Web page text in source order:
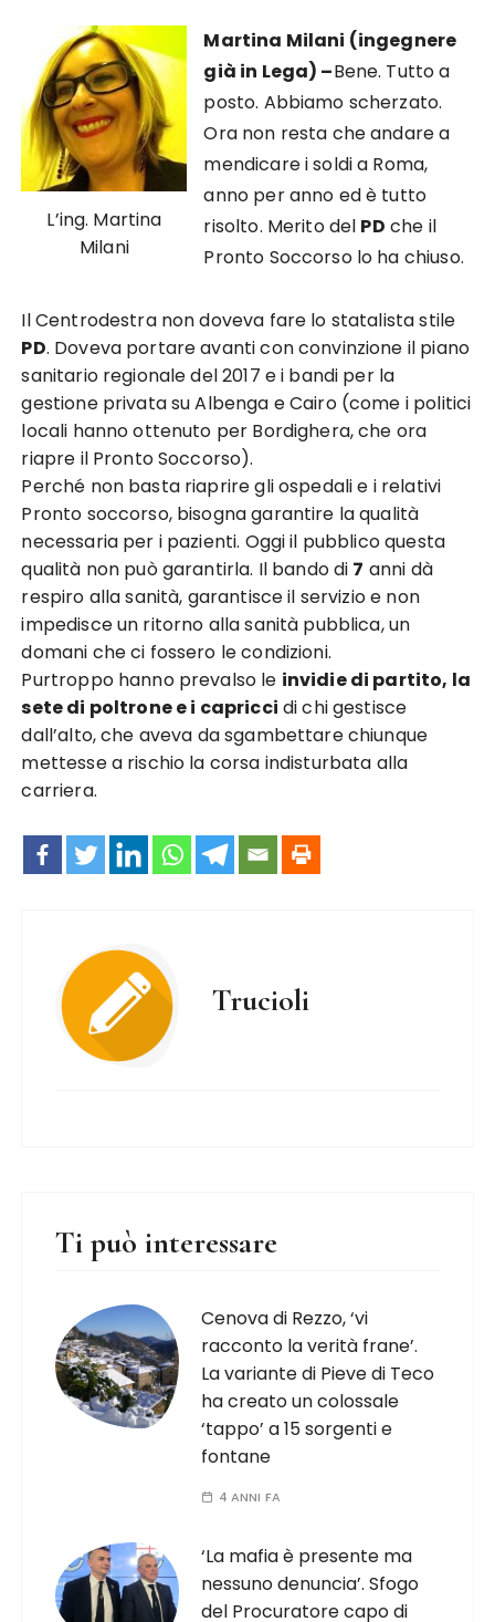
L’ing. Martina
Milani
Martina Milani (ingegnere
già in Lega) –Bene. Tutto a
posto. Abbiamo scherzato.
Ora non resta che andare a
mendicare i soldi a Roma,
anno per anno ed è tutto
risolto. Merito del PD che il
Pronto Soccorso lo ha chiuso.
Il Centrodestra non doveva fare lo statalista stile
PD. Doveva portare avanti con convinzione il piano
sanitario regionale del 2017 e i bandi per la
gestione privata su Albenga e Cairo (come i politici
locali hanno ottenuto per Bordighera, che ora
riapre il Pronto Soccorso).
Perché non basta riaprire gli ospedali e i relativi
Pronto soccorso, bisogna garantire la qualità
necessaria per i pazienti. Oggi il pubblico questa
qualità non può garantirla. Il bando di 7 anni dà
respiro alla sanità, garantisce il servizio e non
impedisce un ritorno alla sanità pubblica, un
domani che ci fossero le condizioni.
Purtroppo hanno prevalso le invidie di partito, la
sete di poltrone e i capricci di chi gestisce
dall’alto, che aveva da sgambettare chiunque
mettesse a rischio la corsa indisturbata alla
carriera.
Trucioli
Ti può interessare
Cenova di Rezzo, ‘vi
racconto la verità frane’.
La variante di Pieve di Teco
ha creato un colossale
‘tappo’ a 15 sorgenti e
fontane
4 ANNI FA
‘La mafia è presente ma
nessuno denuncia’. Sfogo
del Procuratore capo di